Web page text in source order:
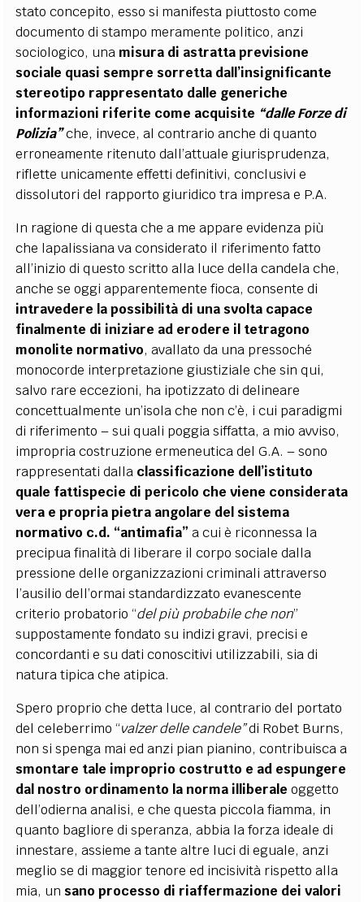
stato concepito, esso si manifesta piuttosto come
documento di stampo meramente politico, anzi
sociologico, una misura di astratta previsione
sociale quasi sempre sorretta dall’insignificante
stereotipo rappresentato dalle generiche
informazioni riferite come acquisite “dalle Forze di
Polizia”che, invece, al contrario anche di quanto
erroneamente ritenuto dall’attuale giurisprudenza,
riflette unicamente effetti definitivi, conclusivi e
dissolutori del rapporto giuridico tra impresa e P.A.
In ragione di questa che a me appare evidenza più
che lapalissiana va considerato il riferimento fatto
all’inizio di questo scritto alla luce della candela che,
anche se oggi apparentemente fioca, consente di
intravedere la possibilità di una svolta capace
finalmente di iniziare ad erodere il tetragono
monolite normativo, avallato da una pressoché
monocorde interpretazione giustiziale che sin qui,
salvo rare eccezioni, ha ipotizzato di delineare
concettualmente un’isola che non c’è, i cui paradigmi
di riferimento – sui quali poggia siffatta, a mio avviso,
impropria costruzione ermeneutica del G.A. – sono
rappresentati dalla classificazione dell’istituto
quale fattispecie di pericolo che viene considerata
vera e propria pietra angolare del sistema
normativo c.d. “antimafia” a cui è riconnessa la
precipua finalità di liberare il corpo sociale dalla
pressione delle organizzazioni criminali attraverso
l’ausilio dell’ormai standardizzato evanescente
criterio probatorio “del più probabile che non”
suppostamente fondato su indizi gravi, precisi e
concordanti e su dati conoscitivi utilizzabili, sia di
natura tipica che atipica.
Spero proprio che detta luce, al contrario del portato
del celeberrimo “valzer delle candele”di Robet Burns,
non si spenga mai ed anzi pian pianino, contribuisca a
smontare tale improprio costrutto e ad espungere
dal nostro ordinamento la norma illiberale oggetto
dell’odierna analisi, e che questa piccola fiamma, in
quanto bagliore di speranza, abbia la forza ideale di
innestare, assieme a tante altre luci di eguale, anzi
meglio se di maggior tenore ed incisività rispetto alla
mia, un sano processo di riaffermazione dei valori